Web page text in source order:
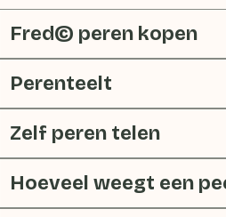
Fred© peren kopen
Perenteelt
Zelf peren telen
Hoeveel weegt een